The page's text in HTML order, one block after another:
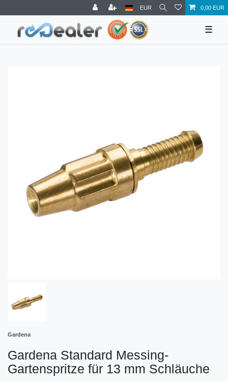
EUR 0,00 EUR
☰
Gardena
Gardena Standard Messing-
Gartenspritze für 13 mm Schläuche